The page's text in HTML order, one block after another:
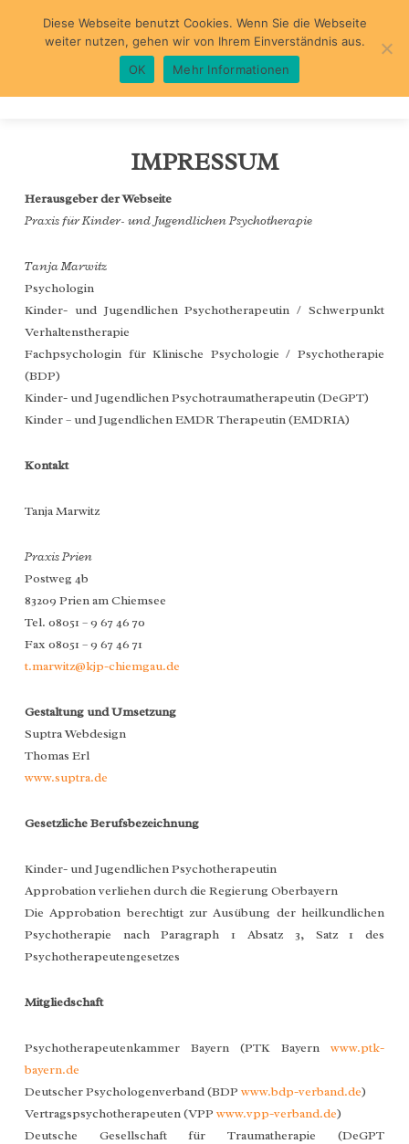
PRAXIS
SCHWERPUNKTE
DIAGNOSTIK
KOGN. VERHALTENSTHERAPIE
TRAUMATHERAPIE
BEHANDLUNG
ABLAUF
LINKS
IMPRESSUM
Herausgeber der Webseite
Praxis für Kinder- und Jugendlichen Psychotherapie
Tanja Marwitz
Psychologin
Kinder- und Jugendlichen Psychotherapeutin / Schwerpunkt
Verhaltenstherapie
Fachpsychologin für Klinische Psychologie / Psychotherapie
(BDP)
Kinder- und Jugendlichen Psychotraumatherapeutin (DeGPT)
Kinder – und Jugendlichen EMDR Therapeutin (EMDRIA)
Kontakt
Tanja Marwitz
Praxis Prien
Postweg 4b
83209 Prien am Chiemsee
Tel. 08051 – 9 67 46 70
Fax 08051 – 9 67 46 71
t.marwitz@kjp-chiemgau.de
Gestaltung und Umsetzung
Suptra Webdesign
Thomas Erl
www.suptra.de
Gesetzliche Berufsbezeichnung
Kinder- und Jugendlichen Psychotherapeutin
Approbation verliehen durch die Regierung Oberbayern
Die Approbation berechtigt zur Ausübung der heilkundlichen
Psychotherapie nach Paragraph 1 Absatz 3, Satz 1 des
Psychotherapeutengesetzes
Mitgliedschaft
Psychotherapeutenkammer Bayern (PTK Bayernwww.ptk-
bayern.de
Deutscher Psychologenverband (BDP www.bdp-verband.de)
Vertragspsychotherapeuten (VPP www.vpp-verband.de)
Deutsche Gesellschaft für Traumatherapie (DeGPT
Diese Webseite benutzt Cookies. Wenn Sie die Webseite
weiter nutzen, gehen wir von Ihrem Einverständnis aus.
OK
Mehr Informationen